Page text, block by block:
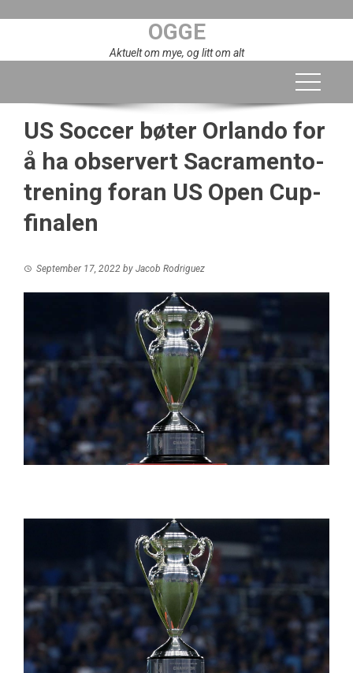
OGGE
Aktuelt om mye, og litt om alt
US Soccer bøter Orlando for
å ha observert Sacramento-
trening foran US Open Cup-
finalen
September 17, 2022 by Jacob Rodriguez